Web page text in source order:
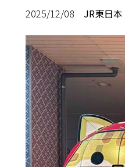
2025/12/08 JR東日本